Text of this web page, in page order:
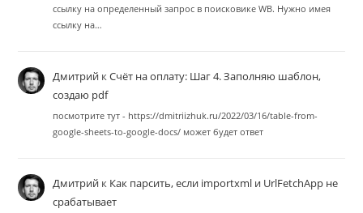
ссылку на определенный запрос в поисковике WB. Нужно имея
ссылку на…
ДмитрийкСчёт на оплату: Шаг 4. Заполняю шаблон,
создаю pdf
посмотрите тут - https://dmitriizhuk.ru/2022/03/16/table-from-
google-sheets-to-google-docs/ может будет ответ
Дмитрийк Как парсить, если importxml и UrlFetchApp не
срабатывает